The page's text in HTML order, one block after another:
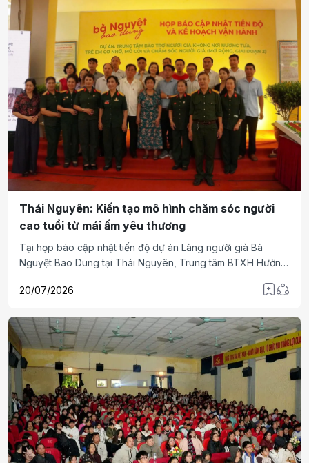
Thái Nguyên: Kiến tạo mô hình chăm sóc người
cao tuổi từ mái ấm yêu thương
Tại họp báo cập nhật tiến độ dự án Làng người già Bà
Nguyệt Bao Dung tại Thái Nguyên, Trung tâm BTXH Hường
nhiều hạng mục hỗ trợ chăm sóc người cao tuổi, quản trị
Vầng Trăng Khuyết tham gia với vai trò đối tác đồng hành.
20/07/2026